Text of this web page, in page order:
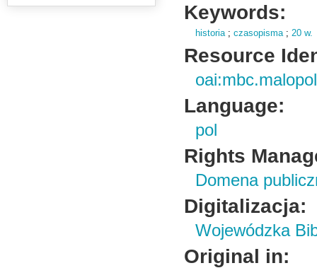
Keywords:
historia;czasopisma;20 w.
Resource
Language:
pol
Rights
Domena
Digitalizacja:
Wojewódzka
Original in: